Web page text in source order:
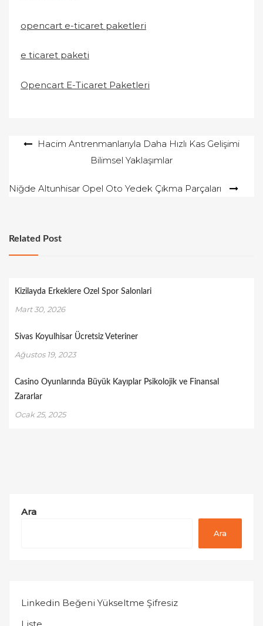
opencart e-ticaret paketleri
e ticaret paketi
Opencart E-Ticaret Paketleri
Yazı
Hacim Antrenmanlarıyla Daha Hızlı Kas Gelişimi
Bilimsel Yaklaşımlar
Niğde Altunhisar Opel Oto Yedek Çıkma Parçaları
Related Post
Kizilayda Erkeklere Ozel Spor Salonlari
Mart 30, 2026
Sivas Koyulhisar Ücretsiz Veteriner
Ağustos 19, 2023
Casino Oyunlarında Büyük Kayıplar Psikolojik ve Finansal
Zararlar
Ocak 25, 2025
Ara
Ara
Linkedin Beğeni Yükseltme Şifresiz